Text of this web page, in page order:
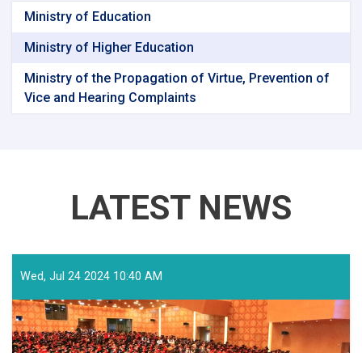
Ministry of Education
Ministry of Higher Education
Ministry of the Propagation of Virtue, Prevention of
Vice and Hearing Complaints
LATEST NEWS
Wed, Jul 24 2024 10:40 AM